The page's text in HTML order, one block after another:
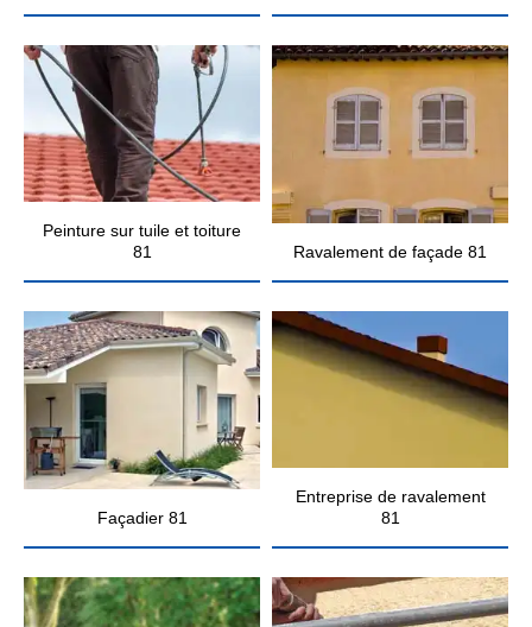
Peinture sur tuile et toiture
81
Ravalement de façade 81
Façadier 81
Entreprise de ravalement
81